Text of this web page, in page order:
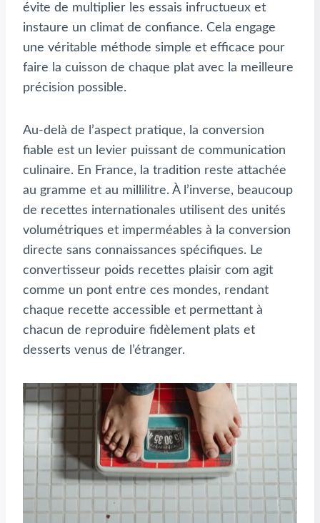
évite de multiplier les essais infructueux et
instaure un climat de confiance. Cela engage
une véritable méthode simple et efficace pour
faire la cuisson de chaque plat avec la meilleure
précision possible.
Au-delà de l’aspect pratique, la conversion
fiable est un levier puissant de communication
culinaire. En France, la tradition reste attachée
au gramme et au millilitre. À l’inverse, beaucoup
de recettes internationales utilisent des unités
volumétriques et imperméables à la conversion
directe sans connaissances spécifiques. Le
convertisseur poids recettes plaisir com agit
comme un pont entre ces mondes, rendant
chaque recette accessible et permettant à
chacun de reproduire fidèlement plats et
desserts venus de l’étranger.